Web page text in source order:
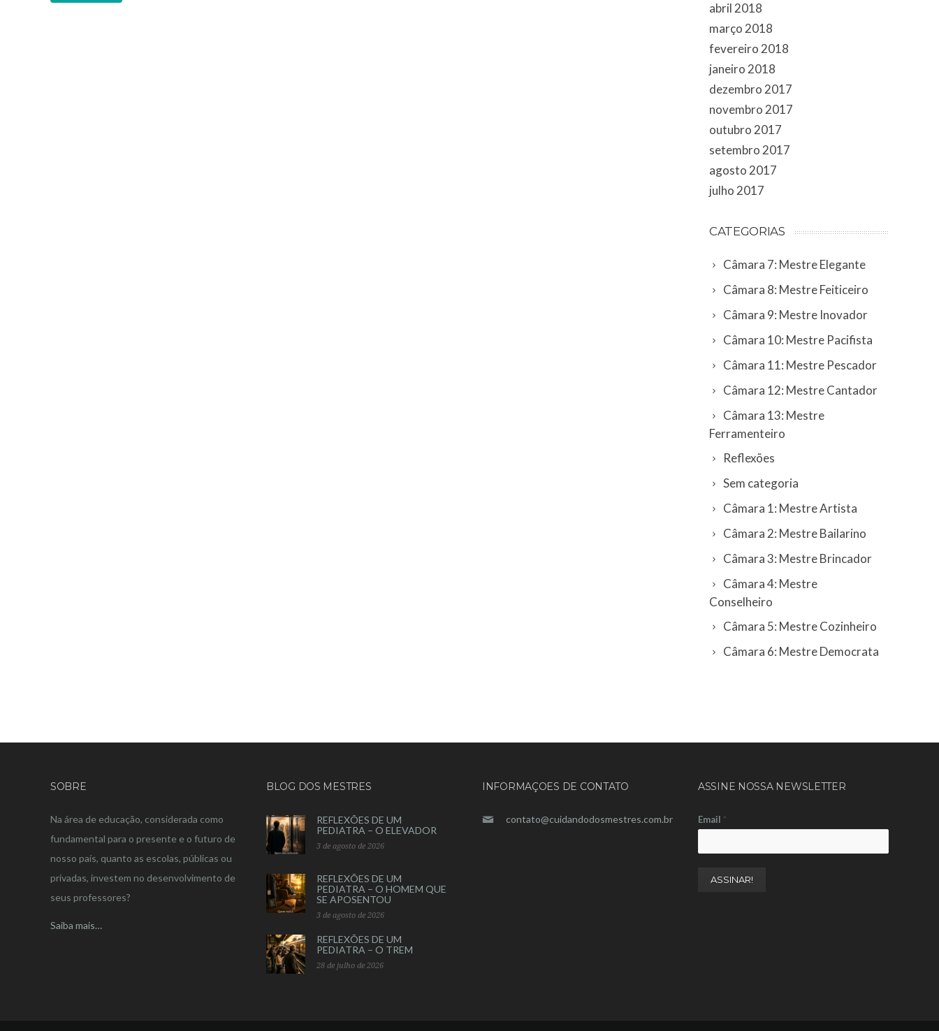
abril 2018
março 2018
fevereiro 2018
janeiro 2018
dezembro 2017
novembro 2017
outubro 2017
setembro 2017
agosto 2017
julho 2017
CATEGORIAS
Câmara 7: Mestre Elegante
Câmara 8: Mestre Feiticeiro
Câmara 9: Mestre Inovador
Câmara 10: Mestre Pacifista
Câmara 11: Mestre Pescador
Câmara 12: Mestre Cantador
Câmara 13: Mestre
Ferramenteiro
Reflexões
Sem categoria
Câmara 1: Mestre Artista
Câmara 2: Mestre Bailarino
Câmara 3: Mestre Brincador
Câmara 4: Mestre
Conselheiro
Câmara 5: Mestre Cozinheiro
Câmara 6: Mestre Democrata
SOBRE
Na área de educação, considerada como
fundamental para o presente e o futuro de
nosso país, quanto as escolas, públicas ou
privadas, investem no desenvolvimento de
seus professores?
Saiba mais…
BLOG DOS MESTRES
REFLEXÕES DE UM
PEDIATRA – O ELEVADOR
3 de agosto de 2026
REFLEXÕES DE UM
PEDIATRA – O HOMEM QUE
SE APOSENTOU
3 de agosto de 2026
REFLEXÕES DE UM
PEDIATRA – O TREM
28 de julho de 2026
INFORMAÇOES DE CONTATO
contato@cuidandodosmestres.com.br
ASSINE NOSSA NEWSLETTER
Email *